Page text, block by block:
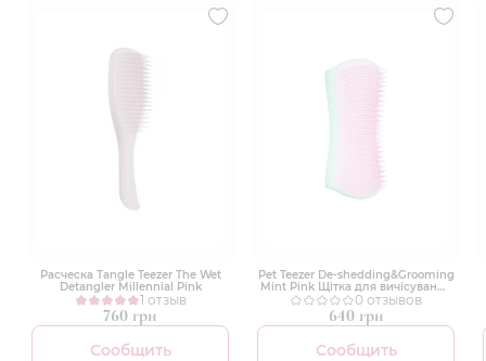
Расческа Tangle Teezer The Wet
Detangler Millennial Pink
1 отзыв
760 грн
Сообщить
Pet Teezer De-shedding&Grooming
Mint Pink Щітка для вичісування
собаки0 отзывов
640 грн
Сообщить